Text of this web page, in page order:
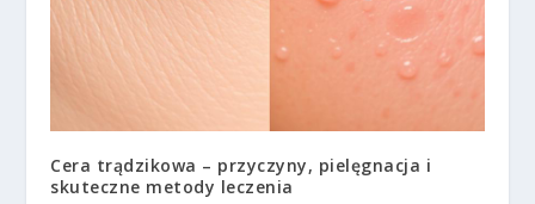
Cera trądzikowa – przyczyny, pielęgnacja i
skuteczne metody leczenia